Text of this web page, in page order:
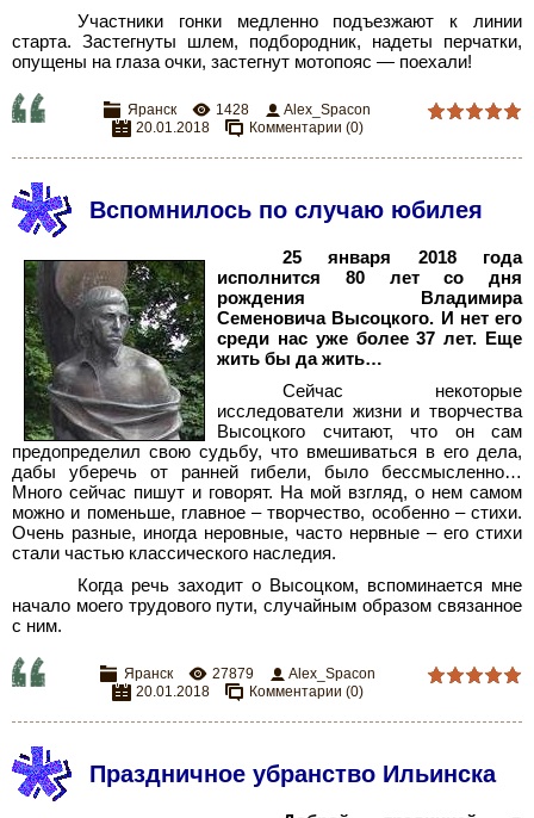
Участники гонки медленно подъезжают к линии
старта. Застегнуты шлем, подбородник, надеты перчатки,
опущены на глаза очки, застегнут мотопояс — поехали!
Яранск 1428
Alex_Spacon
20.01.2018
Комментарии (0)
Вспомнилось по случаю юбилея
25 января 2018 года
исполнится 80 лет со дня
рождения Владимира
Семеновича Высоцкого. И нет его
среди нас уже более 37 лет. Еще
жить бы да жить…
Сейчас некоторые
исследователи жизни и творчества
Высоцкого считают, что он сам
предопределил свою судьбу, что вмешиваться в его дела,
дабы уберечь от ранней гибели, было бессмысленно…
Много сейчас пишут и говорят. На мой взгляд, о нем самом
можно и поменьше, главное – творчество, особенно – стихи.
Очень разные, иногда неровные, часто нервные – его стихи
стали частью классического наследия.
Когда речь заходит о Высоцком, вспоминается мне
начало моего трудового пути, случайным образом связанное
с ним.
Яранск 27879
Alex_Spacon
20.01.2018
Комментарии (0)
Праздничное убранство Ильинска